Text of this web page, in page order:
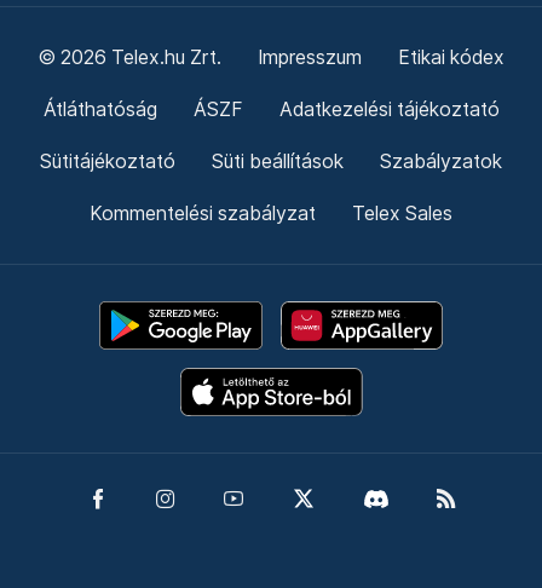
© 2026 Telex.hu Zrt. Impresszum Etikai kódex
Átláthatóság ÁSZF Adatkezelési tájékoztató
Sütitájékoztató Süti beállítások Szabályzatok
Kommentelési szabályzat Telex Sales